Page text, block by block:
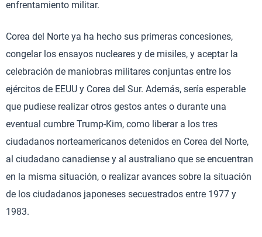
enfrentamiento militar.
Corea del Norte ya ha hecho sus primeras concesiones,
congelar los ensayos nucleares y de misiles, y aceptar la
celebración de maniobras militares conjuntas entre los
ejércitos de EEUU y Corea del Sur. Además, sería esperable
que pudiese realizar otros gestos antes o durante una
eventual cumbre Trump-Kim, como liberar a los tres
ciudadanos norteamericanos detenidos en Corea del Norte,
al ciudadano canadiense y al australiano que se encuentran
en la misma situación, o realizar avances sobre la situación
de los ciudadanos japoneses secuestrados entre 1977 y
1983.